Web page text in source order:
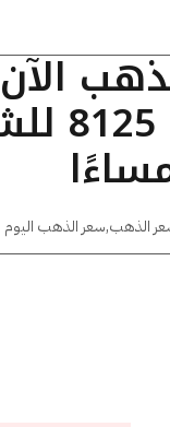
عيار
الذهب,سعر الذهب اليوم